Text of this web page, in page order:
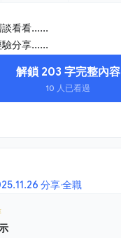
看看......
分享......
解鎖 203 字完整內容
10 人已看過
分享·全職